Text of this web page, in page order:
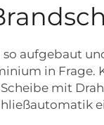
aufgebaut
in Frage.
mit